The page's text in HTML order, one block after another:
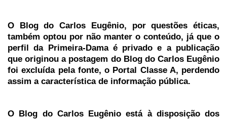
O Blog do Carlos Eugênio, por questões éticas,
também optou por não manter o conteúdo, já que o
perfil da Primeira-Dama é privado e a publicação
que originou a postagem do Blog do Carlos Eugênio
foi excluída pela fonte, o Portal Classe A, perdendo
assim a característica de informação pública.
O Blog do Carlos Eugênio está à disposição dos